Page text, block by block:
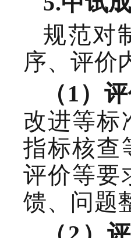
规范对
序、评价
（ 1）
改进等标
指标核查
评价等要
馈、问题